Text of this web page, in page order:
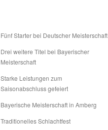
Fünf Starter bei Deutscher Meisterschaft
Drei weitere Titel bei Bayerischer
Meisterschaft
Starke Leistungen zum
Saisonabschluss gefeiert
Bayerische Meisterschaft in Amberg
Traditionelles Schlachtfest